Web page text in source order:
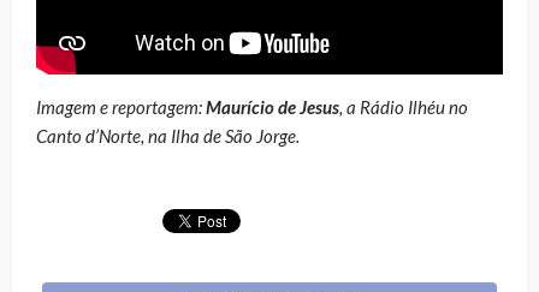
Imagem e reportagem:Maurício de Jesus, a Rádio Ilhéu no
Canto d’Norte, na Ilha de São Jorge.